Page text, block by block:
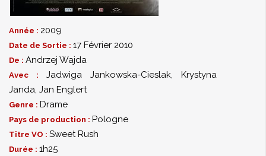
Année : 2009
Date de Sortie : 17 Février 2010
De : Andrzej Wajda
Avec : Jadwiga Jankowska-Cieslak, Krystyna
Janda, Jan Englert
Genre : Drame
Pays de production : Pologne
Titre VO : Sweet Rush
Durée : 1h25